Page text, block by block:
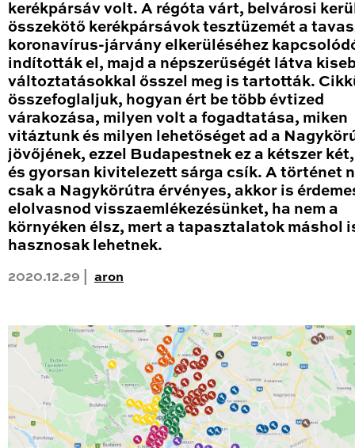
kerékpársáv volt. A régóta várt, belvárosi
összekötő kerékpársávok tesztüzemét a
koronavírus-járvány elkerüléséhez
indították el, majd a népszerűségét látva
változtatásokkal ősszel meg is tartották.
összefoglaljuk, hogyan ért be több évtized
várakozása, milyen volt a fogadtatása, miken
vitáztunk és milyen lehetőséget ad a
jövőjének, ezzel Budapestnek ez a kétszer
és gyorsan kivitelezett sárga csík. A történet
csak a Nagykörútra érvényes, akkor is
elolvasnod visszaemlékezésünket, ha nem a
környéken élsz, mert a tapasztalatok máshol
hasznosak lehetnek.
2020.12.29 | aron